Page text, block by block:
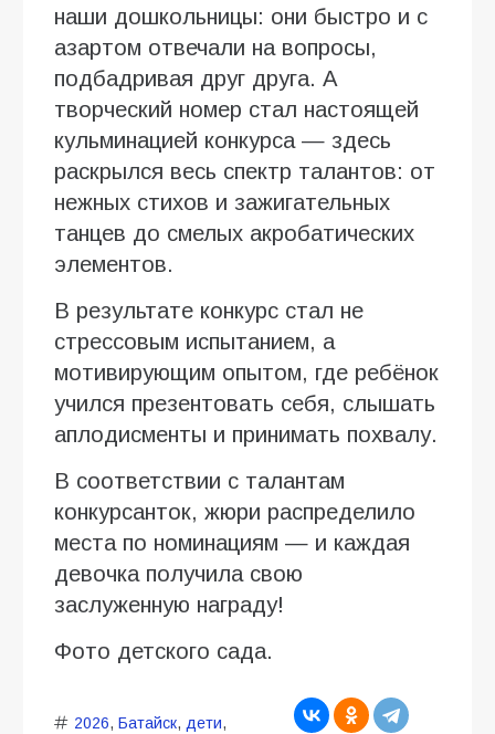
наши дошкольницы: они быстро и с
азартом отвечали на вопросы,
подбадривая друг друга. А
творческий номер стал настоящей
кульминацией конкурса — здесь
раскрылся весь спектр талантов: от
нежных стихов и зажигательных
танцев до смелых акробатических
элементов.
В результате конкурс стал не
стрессовым испытанием, а
мотивирующим опытом, где ребёнок
учился презентовать себя, слышать
аплодисменты и принимать похвалу.
В соответствии с талантам
конкурсанток, жюри распределило
места по номинациям — и каждая
девочка получила свою
заслуженную награду!
Фото детского сада.
2026, Батайск, дети,